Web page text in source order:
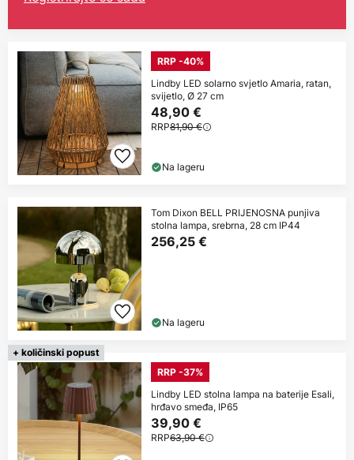
RRP -40%
Lindby LED solarno svjetlo Amaria, ratan,
svijetlo, Ø 27 cm
48,90 €
RRP81,90 €
Na lageru
Tom Dixon BELL PRIJENOSNA punjiva
stolna lampa, srebrna, 28 cm IP44
256,25 €
Na lageru
+ količinski popust
RRP -37%
Lindby LED stolna lampa na baterije Esali,
hrđavo smeđa, IP65
39,90 €
RRP63,90 €